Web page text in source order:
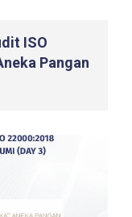
ISO
Pangan